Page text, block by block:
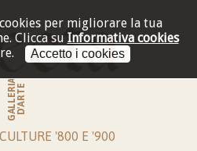
per migliorare la tua
Clicca su Informativa cookies
Accetto i cookies
GALLERIAD'ARTE
'800 E '900